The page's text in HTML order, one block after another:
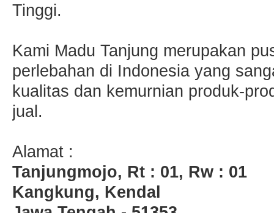
Tinggi.
Kami Madu Tanjung merupakan
perlebahan di Indonesia yang
kualitas dan kemurnian produk-
jual.
Alamat :
Tanjungmojo, Rt : 01, Rw : 01
Kangkung, Kendal